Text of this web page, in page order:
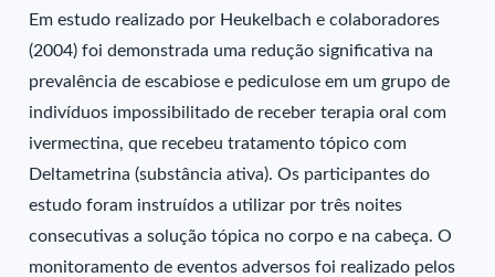
Em estudo realizado por Heukelbach e colaboradores
(2004) foi demonstrada uma redução significativa na
prevalência de escabiose e pediculose em um grupo de
indivíduos impossibilitado de receber terapia oral com
ivermectina, que recebeu tratamento tópico com
Deltametrina (substância ativa). Os participantes do
estudo foram instruídos a utilizar por três noites
consecutivas a solução tópica no corpo e na cabeça. O
monitoramento de eventos adversos foi realizado pelos